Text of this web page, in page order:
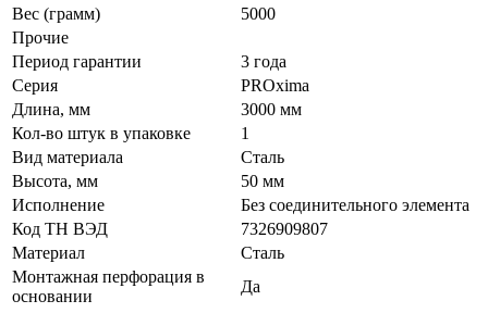
Вес (грамм)
5000
Прочие
Период гарантии
3 года
Серия
PROxima
Длина, мм
3000 мм
Кол-во штук в упаковке
1
Вид материала
Сталь
Высота, мм
50 мм
Исполнение
Без соединительного элемента
Код ТН ВЭД
7326909807
Материал
Сталь
Монтажная перфорация в
основании
Да